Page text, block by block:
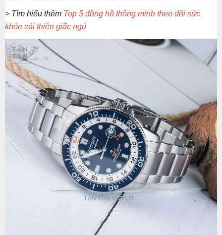
> Tìm hiểu thêm Top 5 đồng hồ thông minh theo dõi sức
khỏe cải thiện giấc ngủ